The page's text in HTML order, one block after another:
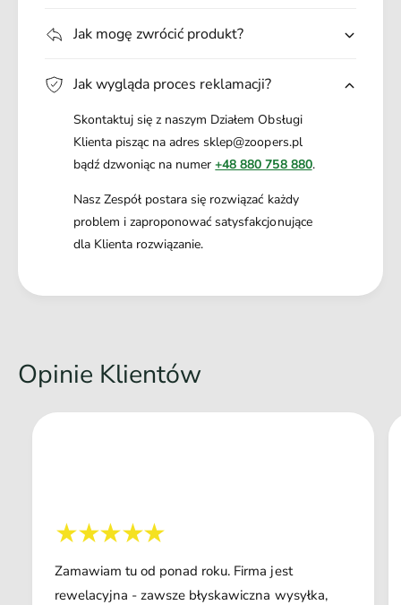
Jak mogę zwrócić produkt?
Jak wygląda proces reklamacji?
Skontaktuj się z naszym Działem Obsługi
Klienta pisząc na adres sklep@zoopers.pl
bądź dzwoniąc na numer+48 880 758 880.
Nasz Zespół postara się rozwiązać każdy
problem i zaproponować satysfakcjonujące
dla Klienta rozwiązanie.
Opinie Klientów
Zamawiam tu od ponad roku. Firma jest
rewelacyjna - zawsze błyskawiczna wysyłka,